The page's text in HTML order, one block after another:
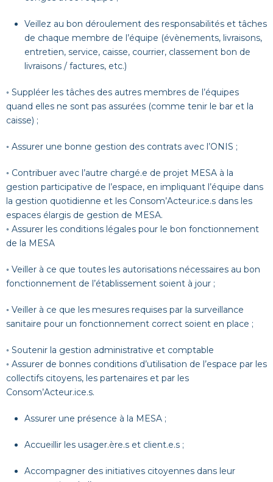
Veillez au bon déroulement des responsabilités et tâches
de chaque membre de l’équipe (évènements, livraisons,
entretien, service, caisse, courrier, classement bon de
livraisons / factures, etc.)
◦ Suppléer les tâches des autres membres de l’équipes
quand elles ne sont pas assurées (comme tenir le bar et la
caisse) ;
◦ Assurer une bonne gestion des contrats avec l’ONIS ;
◦ Contribuer avec l’autre chargé.e de projet MESA à la
gestion participative de l’espace, en impliquant l’équipe dans
la gestion quotidienne et les Consom’Acteur.ice.s dans les
espaces élargis de gestion de MESA.
◦ Assurer les conditions légales pour le bon fonctionnement
de la MESA
◦ Veiller à ce que toutes les autorisations nécessaires au bon
fonctionnement de l’établissement soient à jour ;
◦ Veiller à ce que les mesures requises par la surveillance
sanitaire pour un fonctionnement correct soient en place ;
◦ Soutenir la gestion administrative et comptable
◦ Assurer de bonnes conditions d’utilisation de l’espace par les
collectifs citoyens, les partenaires et par les
Consom’Acteur.ice.s.
Assurer une présence à la MESA ;
Accueillir les usager.ère.s et client.e.s ;
Accompagner des initiatives citoyennes dans leur